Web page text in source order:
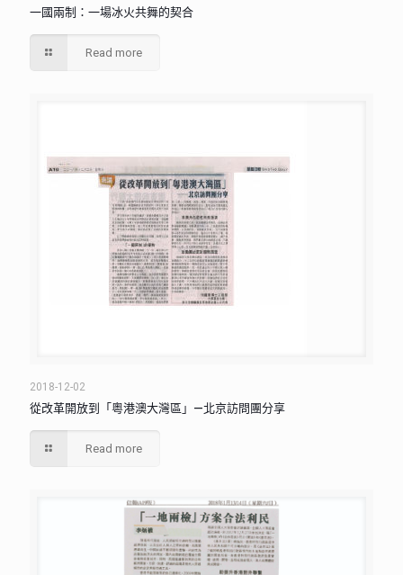
一國兩制：一場冰火共舞的契合
Read more
2018-12-02
從改革開放到「粵港澳大灣區」—北京訪問團分享
Read more